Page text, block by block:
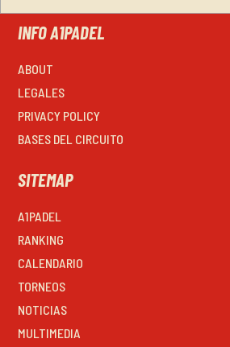
INFO A1PADEL
ABOUT
LEGALES
PRIVACY POLICY
BASES DEL CIRCUITO
SITEMAP
A1PADEL
RANKING
CALENDARIO
TORNEOS
NOTICIAS
MULTIMEDIA